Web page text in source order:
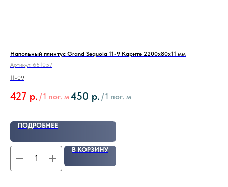
Напольный плинтус Grand Sequoia 11-9 Карите 2200х80х11 мм
Артикул: 651057
11-09
427 р. /1 пог. м450 р./1 пог. м
ПОДРОБНЕЕ
В КОРЗИНУ